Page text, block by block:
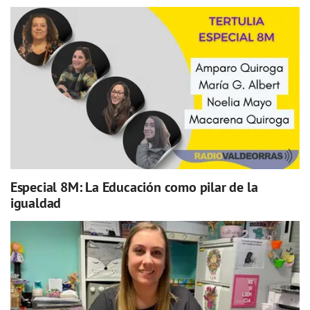
Especial 8M: La Educación como pilar de la
igualdad